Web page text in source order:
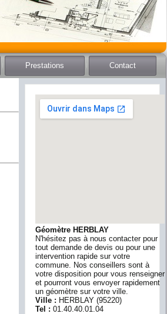
Prestations Contact
Géomètre HERBLAY
N'hésitez pas à nous contacter pour
tout demande de devis ou pour une
intervention rapide sur votre
commune. Nos conseillers sont à
votre disposition pour vous renseigner
et pourront vous envoyer rapidement
un géomètre sur votre ville.
Ville : HERBLAY (95220)
Tel : 01.40.40.01.04